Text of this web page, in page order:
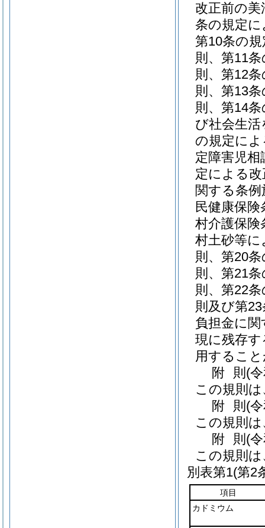
改正前の
条の規定
第10条の
則、第11
則、第12
則、第13
則、第14
び社会生
の規定によ
定障害児
定による
関する条
民健康保
村介護保険
村土砂等
則、第20
則、第21
則、第22
則及び第
負担金に
現に残存
用するこ
附 則 (
この規則
附 則 (
この規則
附 則 (
この規則
別表第1(第2
項目
カドミウム